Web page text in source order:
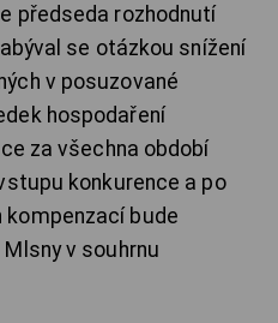
předseda rozhodnutí
se otázkou snížení
v posuzované
hospodaření
za všechna období
konkurence a po
kompenzací bude
v souhrnu